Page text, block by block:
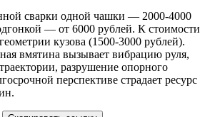
сварки одной чашки — 2000-4000
— от 6000 рублей. К стоимости
кузова (1500-3000 рублей).
вмятина вызывает вибрацию руля,
разрушение опорного
перспективе страдает ресурс